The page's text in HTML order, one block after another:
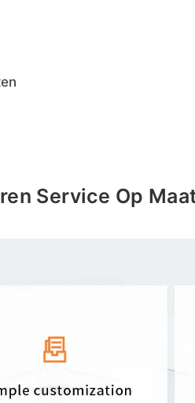
Service Op